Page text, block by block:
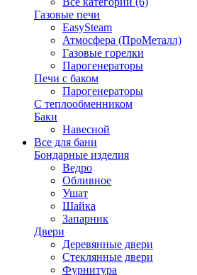
Газовые печи
EasySteam
Атмосфера (ПроМеталл)
Газовые горелки
Парогенераторы
Печи с баком
Парогенераторы
С теплообменником
Баки
Навесной
Все для бани
Бондарные изделия
Ведро
Обливное
Ушат
Шайка
Запарник
Двери
Деревянные двери
Стеклянные двери
Фурнитура